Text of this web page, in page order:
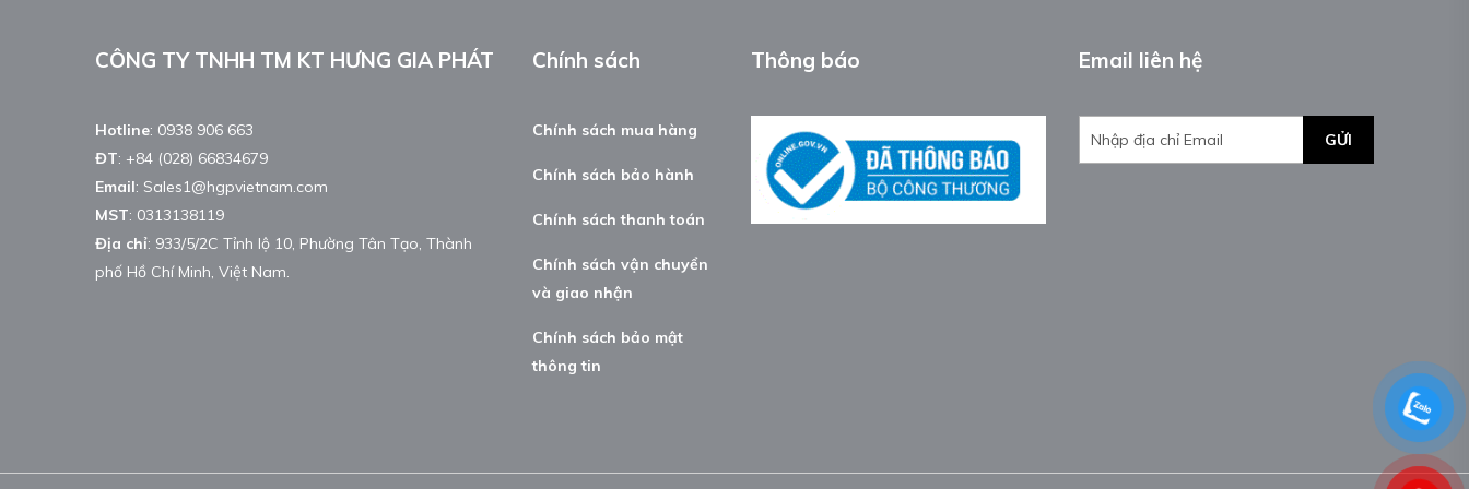
CÔNG TY TNHH TM KT HƯNG GIA PHÁT
Hotline: 0938 906 663
ĐT: +84 (028) 66834679
Email: Sales1@hgpvietnam.com
MST: 0313138119
Địa chỉ: 933/5/2C Tỉnh lộ 10, Phường Tân Tạo, Thành
phố Hồ Chí Minh, Việt Nam.
Chính sách
Chính sách mua hàng
Chính sách bảo hành
Chính sách thanh toán
Chính sách vận chuyển
và giao nhận
Chính sách bảo mật
thông tin
Thông báo Email liên hệ
GỬI